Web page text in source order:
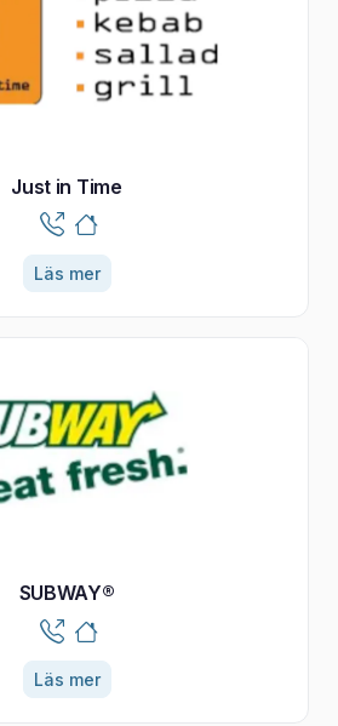
Just in Time
Läs mer
SUBWAY®
Läs mer